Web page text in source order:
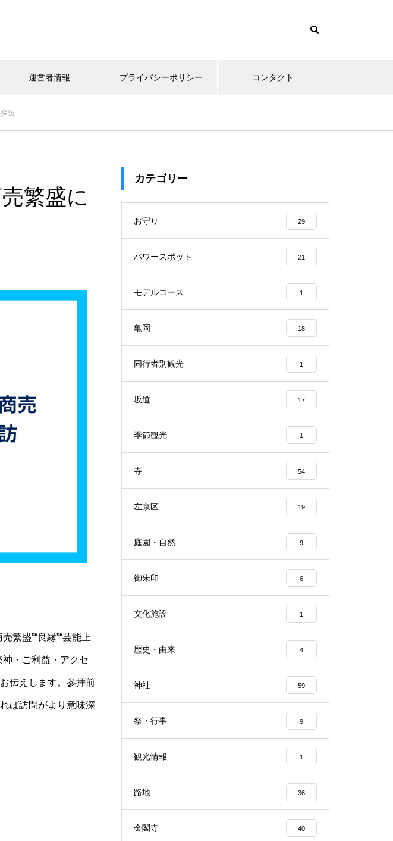
運営者情報 プライバシーポリシー コンタクト
訪
繁盛に
繁盛”“良縁”“芸能上
・ご利益・アクセ
伝えします。参拝前
ば訪問がより意味深
カテゴリー
お守り 29
パワースポット 21
モデルコース 1
亀岡 18
同行者別観光 1
坂道 17
季節観光 1
寺 54
左京区 19
庭園・自然 9
御朱印 6
文化施設 1
歴史・由来 4
神社 59
祭・行事 9
観光情報 1
路地 36
金閣寺 40